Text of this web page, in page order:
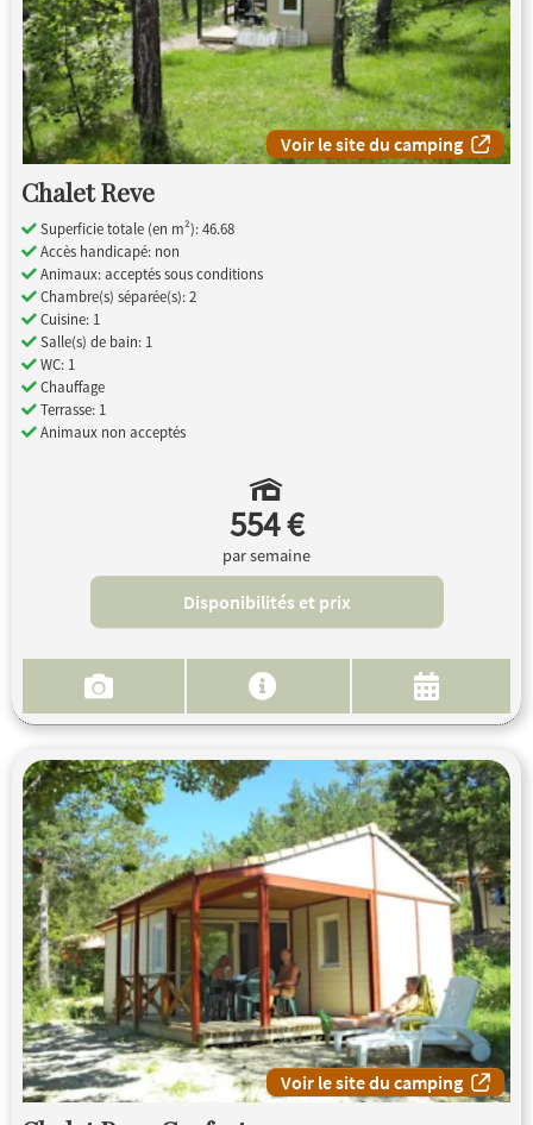
Voir le site du camping
Chalet Reve
Superficie totale (en m²): 46.68
Accès handicapé: non
Animaux: acceptés sous conditions
Chambre(s) séparée(s): 2
Cuisine: 1
Salle(s) de bain: 1
WC: 1
Chauffage
Terrasse: 1
Animaux non acceptés
554 €
par semaine
Disponibilités et prix
Voir le site du camping